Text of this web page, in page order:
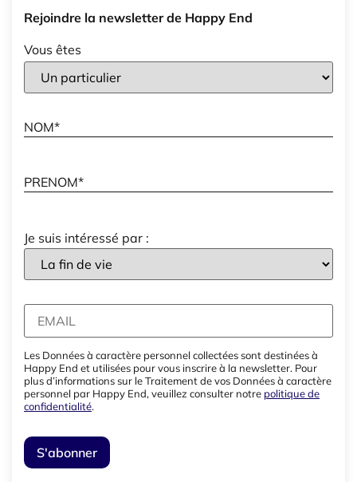
Rejoindre la newsletter de Happy End
Vous êtes
Je suis intéressé par :
Les Données à caractère personnel collectées sont destinées à
Happy End et utilisées pour vous inscrire à la newsletter. Pour
plus d’informations sur le Traitement de vos Données à caractère
personnel par Happy End, veuillez consulter notre politique de
confidentialité.